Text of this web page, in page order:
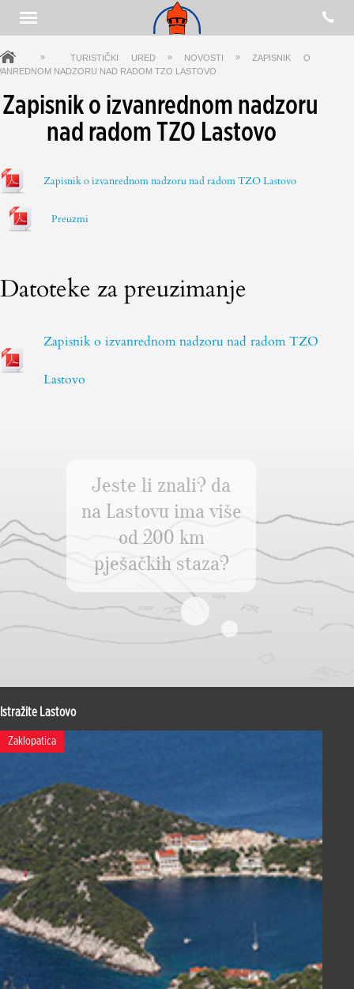
» TURISTIČKI URED » NOVOSTI »
ZAPISNIK O
NADZORU NAD RADOM TZO LASTOVO
Zapisnik o izvanrednom nadzoru
nad radom TZO Lastovo
Zapisnik o izvanrednom nadzoru nad radom TZO Lastovo
Preuzmi
Datoteke za preuzimanje
Zapisnik o izvanrednom nadzoru nad radom TZO
Lastovo
Jeste li znali? da
na Lastovu ima više
od 200 km
pješačkih staza?
Istražite Lastovo
Zaklopatica